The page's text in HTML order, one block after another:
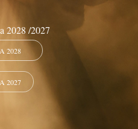
2028 /2027
2028
2027